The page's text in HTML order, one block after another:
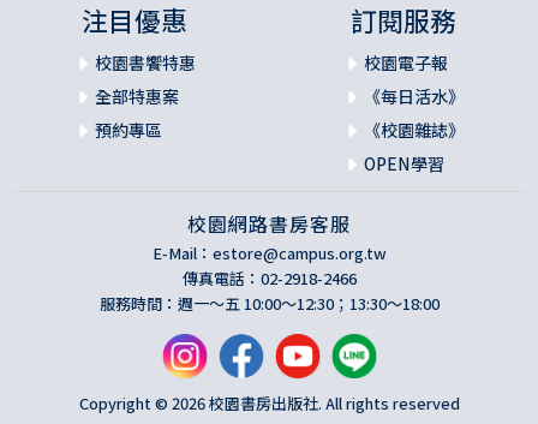
注目優惠
校園書饗特惠
全部特惠案
預約專區
訂閱服務
校園電子報
《每日活水》
《校園雜誌》
OPEN學習
校園網路書房客服
E-Mail： estore@campus.org.tw
傳真電話：02-2918-2466
服務時間：週一～五 10:00～12:30；13:30～18:00
Copyright © 2026 校園書房出版社. All rights reserved